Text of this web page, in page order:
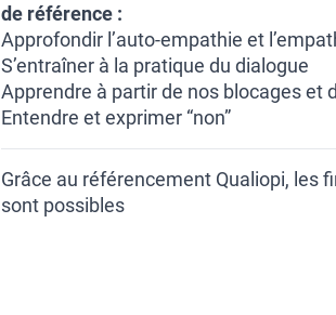
de référence :
Approfondir l’auto-empathie et
S’entraîner à la pratique du dialogue
Apprendre à partir de nos blocages et
Entendre et exprimer “non”
Grâce au référencement Qualiopi, les
sont possibles